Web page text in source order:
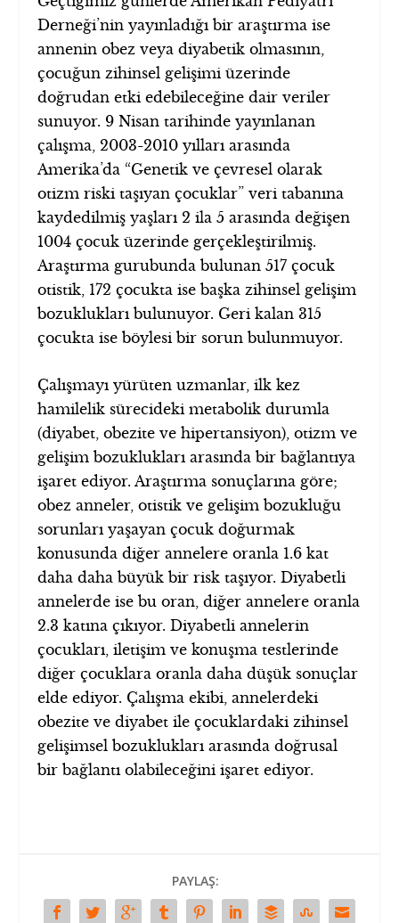
Derneği’nin yayınladığı bir araştırma ise
annenin obez veya diyabetik olmasının,
çocuğun zihinsel gelişimi üzerinde
doğrudan etki edebileceğine dair veriler
sunuyor. 9 Nisan tarihinde yayınlanan
çalışma, 2003-2010 yılları arasında
Amerika’da “Genetik ve çevresel olarak
otizm riski taşıyan çocuklar” veri tabanına
kaydedilmiş yaşları 2 ila 5 arasında değişen
1004 çocuk üzerinde gerçekleştirilmiş.
Araştırma gurubunda bulunan 517 çocuk
otistik, 172 çocukta ise başka zihinsel gelişim
bozuklukları bulunuyor. Geri kalan 315
çocukta ise böylesi bir sorun bulunmuyor.
Çalışmayı yürüten uzmanlar, ilk kez
hamilelik sürecideki metabolik durumla
(diyabet, obezite ve hipertansiyon), otizm ve
gelişim bozuklukları arasında bir bağlantıya
işaret ediyor. Araştırma sonuçlarına göre;
obez anneler, otistik ve gelişim bozukluğu
sorunları yaşayan çocuk doğurmak
konusunda diğer annelere oranla 1.6 kat
daha daha büyük bir risk taşıyor. Diyabetli
annelerde ise bu oran, diğer annelere oranla
2.3 katına çıkıyor. Diyabetli annelerin
çocukları, iletişim ve konuşma testlerinde
diğer çocuklara oranla daha düşük sonuçlar
elde ediyor. Çalışma ekibi, annelerdeki
obezite ve diyabet ile çocuklardaki zihinsel
gelişimsel bozuklukları arasında doğrusal
bir bağlantı olabileceğini işaret ediyor.
PAYLAŞ: